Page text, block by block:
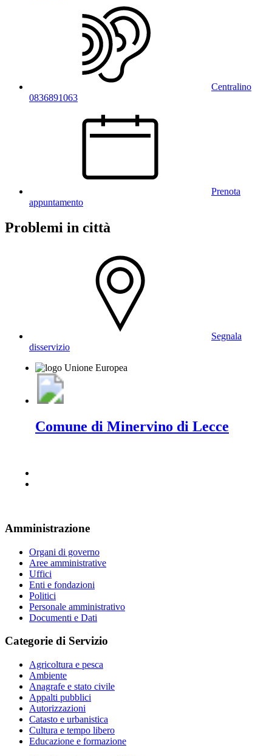
Centralino
0836891063
Prenota
appuntamento
Problemi in città
Segnala
disservizio
Comune di Minervino di Lecce
Amministrazione
Organi di governo
Aree amministrative
Uffici
Enti e fondazioni
Politici
Personale amministrativo
Documenti e Dati
Categorie di Servizio
Agricoltura e pesca
Ambiente
Anagrafe e stato civile
Appalti pubblici
Autorizzazioni
Catasto e urbanistica
Cultura e tempo libero
Educazione e formazione